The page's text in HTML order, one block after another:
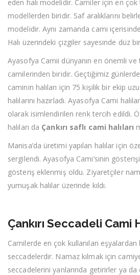
eden halı modelidir. Camiler için en
modellerden biridir. Saf aralıklarını
modelidir. Aynı zamanda cami
Halı üzerindeki çizgiler sayesinde düz
Ayasofya Camii dünyanın en önemli ve
camilerinden biridir. Geçtiğimiz
caminin halıları için 75 kişilik bir ekip
halılarını hazırladı. Ayasofya Cami
olarak isimlendirilen renk tercih edildi.
halıları da Çankırı saflı cami halıları
Manisa’da üretimi yapılan halılar için
sergilendi. Ayasofya Cami’sinin
gösteriş eklenmiş oldu. Ziyaretçiler
yumuşak halılar üzerinde kıldı.
Çankırı Seccadeli Cami
Camilerde en çok kullanılan
seccadelerdir. Namaz kılmak için
seccadelerini yanlarında getirirler ya